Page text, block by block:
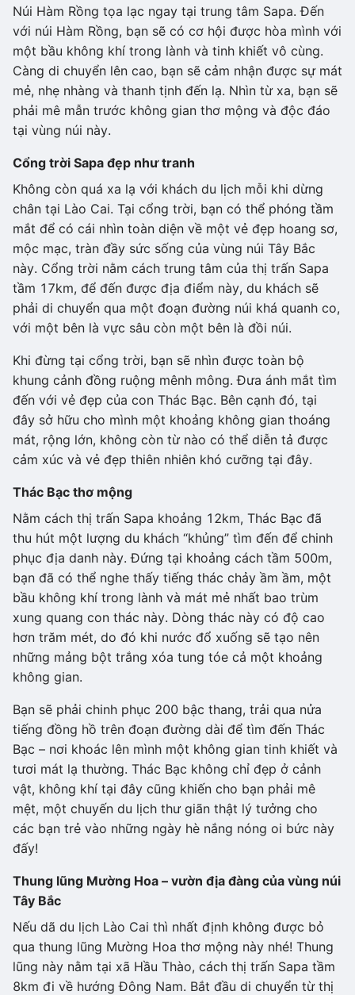
Núi Hàm Rồng tọa lạc ngay tại trung tâm Sapa. Đến
với núi Hàm Rồng, bạn sẽ có cơ hội được hòa mình với
một bầu không khí trong lành và tinh khiết vô cùng.
Càng di chuyển lên cao, bạn sẽ cảm nhận được sự mát
mẻ, nhẹ nhàng và thanh tịnh đến lạ. Nhìn từ xa, bạn sẽ
phải mê mẫn trước không gian thơ mộng và độc đáo
tại vùng núi này.
Cổng trời Sapa đẹp như tranh
Không còn quá xa lạ với khách du lịch mỗi khi dừng
chân tại Lào Cai. Tại cổng trời, bạn có thể phóng tầm
mắt để có cái nhìn toàn diện về một vẻ đẹp hoang sơ,
mộc mạc, tràn đầy sức sống của vùng núi Tây Bắc
này. Cổng trời nằm cách trung tâm của thị trấn Sapa
tầm 17km, để đến được địa điểm này, du khách sẽ
phải di chuyển qua một đoạn đường núi khá quanh co,
với một bên là vực sâu còn một bên là đồi núi.
Khi đừng tại cổng trời, bạn sẽ nhìn được toàn bộ
khung cảnh đồng ruộng mênh mông. Đưa ánh mắt tìm
đến với vẻ đẹp của con Thác Bạc. Bên cạnh đó, tại
đây sở hữu cho mình một khoảng không gian thoáng
mát, rộng lớn, không còn từ nào có thể diễn tả được
cảm xúc và vẻ đẹp thiên nhiên khó cưỡng tại đây.
Thác Bạc thơ mộng
Nằm cách thị trấn Sapa khoảng 12km, Thác Bạc đã
thu hút một lượng du khách “khủng” tìm đến để chinh
phục địa danh này. Đứng tại khoảng cách tầm 500m,
bạn đã có thể nghe thấy tiếng thác chảy ầm ầm, một
bầu không khí trong lành và mát mẻ nhất bao trùm
xung quang con thác này. Dòng thác này có độ cao
hơn trăm mét, do đó khi nước đổ xuống sẽ tạo nên
những mảng bột trắng xóa tung tóe cả một khoảng
không gian.
Bạn sẽ phải chinh phục 200 bậc thang, trải qua nửa
tiếng đồng hồ trên đoạn đường dài để tìm đến Thác
Bạc – nơi khoác lên mình một không gian tinh khiết và
tươi mát lạ thường. Thác Bạc không chỉ đẹp ở cảnh
vật, không khí tại đây cũng khiến cho bạn phải mê
mệt, một chuyến du lịch thư giãn thật lý tưởng cho
các bạn trẻ vào những ngày hè nắng nóng oi bức này
đấy!
Thung lũng Mường Hoa – vườn địa đàng của vùng núi
Tây Bắc
Nếu dã du lịch Lào Cai thì nhất định không được bỏ
qua thung lũng Mường Hoa thơ mộng này nhé! Thung
lũng này nằm tại xã Hầu Thào, cách thị trấn Sapa tầm
8km đi về hướng Đông Nam. Bắt đầu di chuyển từ thị